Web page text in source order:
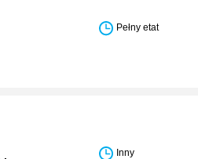
Pełny etat
Inny